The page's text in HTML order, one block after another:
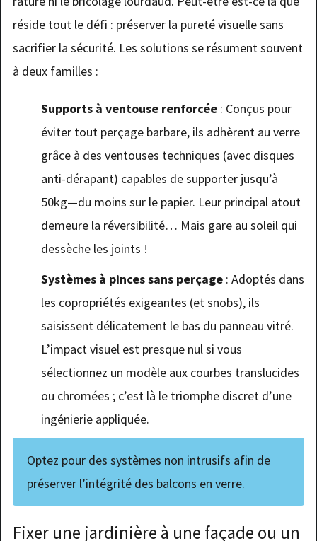
réside tout le défi : préserver la pureté visuelle sans
sacrifier la sécurité. Les solutions se résument souvent
à deux familles :
Supports à ventouse renforcée: Conçus pour
éviter tout perçage barbare, ils adhèrent au verre
grâce à des ventouses techniques (avec disques
anti-dérapant) capables de supporter jusqu’à
50kg—du moins sur le papier. Leur principal atout
demeure la réversibilité… Mais gare au soleil qui
dessèche les joints !
Systèmes à pinces sans perçage: Adoptés dans
les copropriétés exigeantes (et snobs), ils
saisissent délicatement le bas du panneau vitré.
L’impact visuel est presque nul si vous
sélectionnez un modèle aux courbes translucides
ou chromées ; c’est là le triomphe discret d’une
ingénierie appliquée.
Optez pour des systèmes non intrusifs afin de
préserver l’intégrité des balcons en verre.
Fixer une jardinière à une façade ou un